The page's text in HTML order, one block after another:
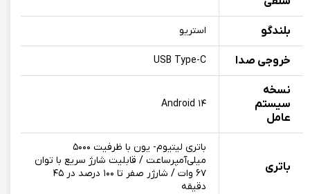
بلندگو استریو
خروجی صدا USB Type-C
نسخه
سیستم
عامل
Android ۱۴
باتری
باتری لیتیوم‌- یون با ظرفیت ۵۰۰۰
میلی‌آمپرساعت / قابلیت شارژ سریع با توان
۶۷ وات / شارژر صفر تا ۱۰۰ درصد در ۴۵
دقیقه